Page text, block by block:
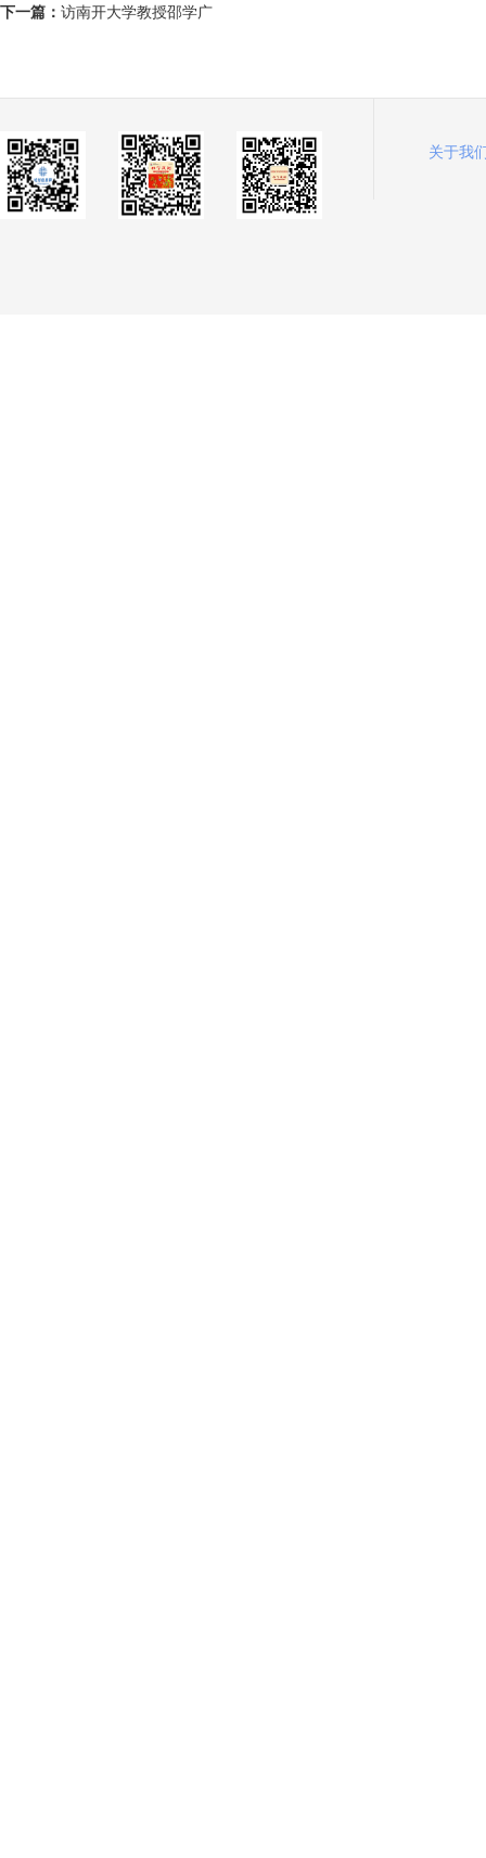
下一篇： 访南开大学教授邵学广
关于我